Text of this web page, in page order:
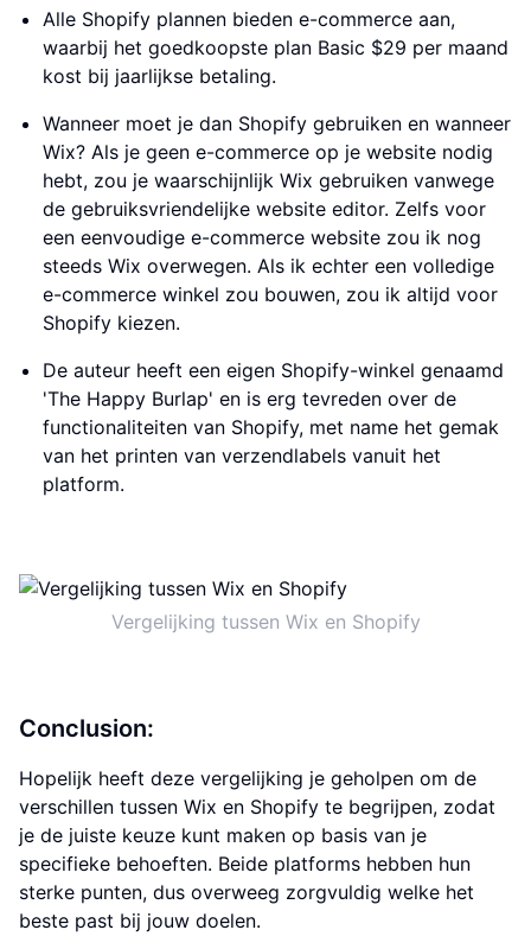
Alle Shopify plannen bieden e-commerce aan,
waarbij het goedkoopste plan Basic $29 per maand
kost bij jaarlijkse betaling.
Wanneer moet je dan Shopify gebruiken en wanneer
Wix? Als je geen e-commerce op je website nodig
hebt, zou je waarschijnlijk Wix gebruiken vanwege
de gebruiksvriendelijke website editor. Zelfs voor
een eenvoudige e-commerce website zou ik nog
steeds Wix overwegen. Als ik echter een volledige
e-commerce winkel zou bouwen, zou ik altijd voor
Shopify kiezen.
De auteur heeft een eigen Shopify-winkel genaamd
'The Happy Burlap' en is erg tevreden over de
functionaliteiten van Shopify, met name het gemak
van het printen van verzendlabels vanuit het
platform.
Vergelijking tussen Wix en Shopify
Conclusion:
Hopelijk heeft deze vergelijking je geholpen om de
verschillen tussen Wix en Shopify te begrijpen, zodat
je de juiste keuze kunt maken op basis van je
specifieke behoeften. Beide platforms hebben hun
sterke punten, dus overweeg zorgvuldig welke het
beste past bij jouw doelen.